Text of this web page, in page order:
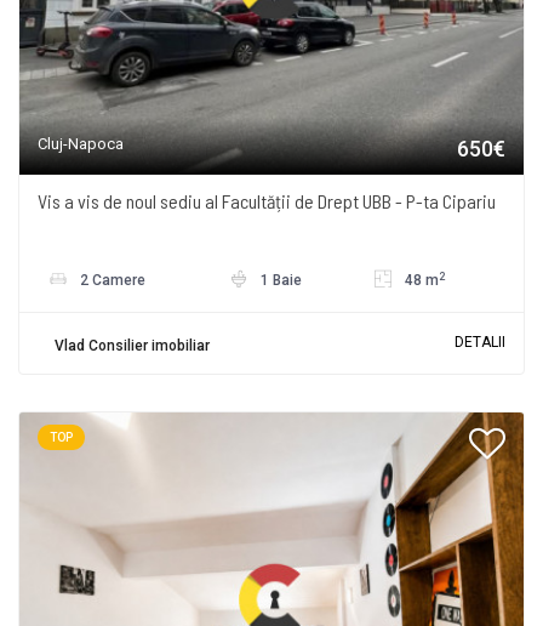
Cluj-Napoca 650€
Vis a vis de noul sediu al Facultății de Drept UBB - P-ta Cipariu
2 Camere 1 Baie 48 m 2
Vlad Consilier imobiliar DETALII
TOP